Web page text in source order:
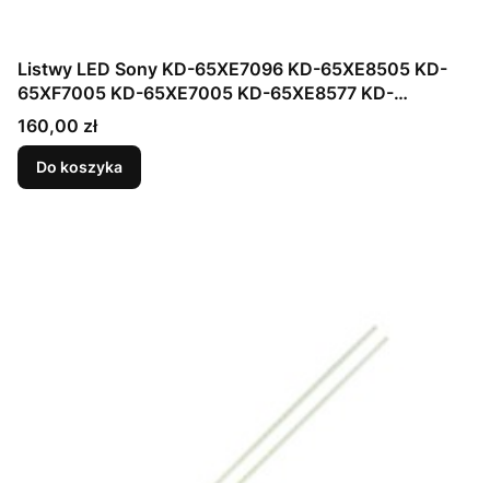
Listwy LED Sony KD-65XE7096 KD-65XE8505 KD-
65XF7005 KD-65XE7005 KD-65XE8577 KD-
Cena
160,00 zł
Do koszyka